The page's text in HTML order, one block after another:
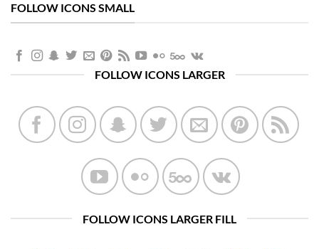
FOLLOW ICONS SMALL
FOLLOW ICONS LARGER
FOLLOW ICONS LARGER FILL